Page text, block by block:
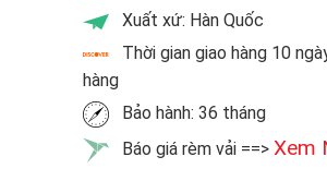
Xuất xứ: Hàn Quốc
Thời gian giao hàng 10
hàng
Bảo hành: 36 tháng
Báo giá rèm vải ==> Xem